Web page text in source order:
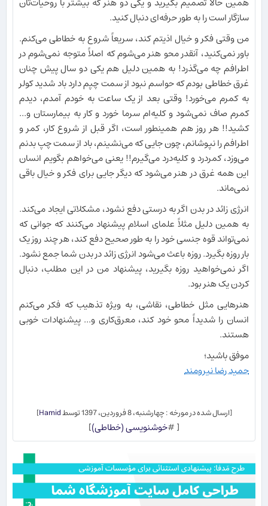
سازگار است را به طور حرفه‌ای دنبال کنید.
من وقتی فکر و خیال اذیتم کند، سریعاً شروع به خطاطی می‌کنم.
باور نمی‌کنید، آنقدر محو هنر می‌شوم که اصلاً متوجه نمی‌شوم در
اطرافم چه می‌گذرد! به همین دلیل هم یکی دو سال پیش چنان
غرق خطاطی بودم که حواسم نبود از سمت چپم دارد باد شدید کولر
به کمرم می‌خورد! وقتی بعد از یک ساعت به خودم آمدم، دیدم
کمرم صاف نمی‌شود و کلیه‌ام سرما خورد و کار به بیمارستان و...
کشید!! هر روز هم همینطور است، اگر قبل از شروع کار، کمر و
اطرافم را نپوشانم، چون جایی که می‌نشینم، باد از سمت چپ بدنم
می‌وزد، کمردرد و کلیه‌درد می‌گیرم!! یعنی می‌خواهم بگویم انسان
این همه غرق در هنر می‌شود که دیگر جایی برای فکر و خیال باقی
نمی‌ماند.
انرژی زائد در بدن اگر به درستی دفع نشود، مشکلاتی ایجاد می‌کند.
به همین دلیل مثلاً علمای اسلام پیشنهاد می‌کنند که جوانی که
نمی‌تواند قوه جنسی خود را به طور صحیح دفع کند، هر چند روز یک
بار روزه بگیرد. روزه باعث می‌شود انرژی زائد در بدن شما جمع نشود.
اگر نمی‌خواهید روزه بگیرید، پیشنهاد من در این مطلب، دنبال
کردن یک هنر بود.
هنرهایی مثل خطاطی، نقاشی، به ویژه تذهیب که فکر می‌کنم
انسان را شدیداً محو خود کند، معرق‌کاری و... پیشنهادات خوبی
هستند.
موفق باشید؛
حمید رضا نیرومند
[ارسال شده در مورخه : چهارشنبه، 8 فروردین، 1397 توسط Hamid
]
[ #خوشنویسی (خطاطی)]